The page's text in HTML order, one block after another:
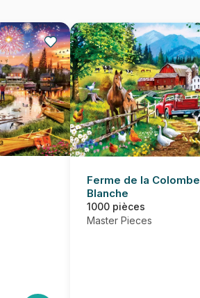
Ferme de la Colombe
Blanche
1000 pièces
Master Pieces